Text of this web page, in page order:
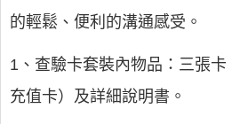
的輕鬆、便利的溝通感受。
1、查驗卡套裝內物品：三張
充值卡）及詳細說明書。